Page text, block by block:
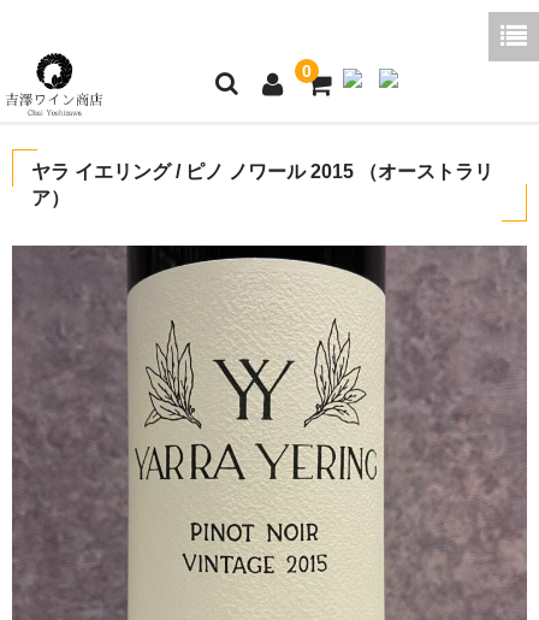
0
ご利用ガイド
商品一覧
好みから探す
よくあるご質問
お問い合わせ
お買い物かご
ヤラ イエリング / ピノ ノワール 2015 （オーストラリ
ア）